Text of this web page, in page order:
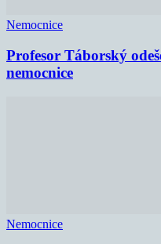
Nemocnice
Profesor Táborský
nemocnice
Nemocnice